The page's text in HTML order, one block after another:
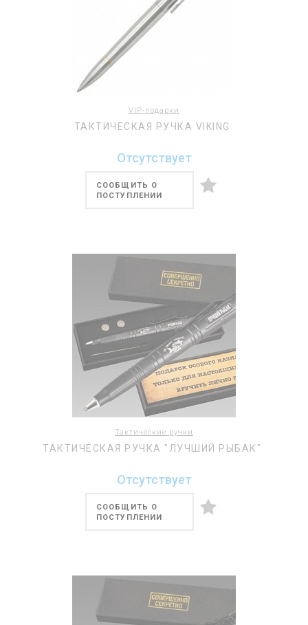
VIP-подарки
ТАКТИЧЕСКАЯ РУЧКА VIKING
Отсутствует
СООБЩИТЬ О
ПОСТУПЛЕНИИ
Тактические ручки
ТАКТИЧЕСКАЯ РУЧКА "ЛУЧШИЙ РЫБАК"
Отсутствует
СООБЩИТЬ О
ПОСТУПЛЕНИИ